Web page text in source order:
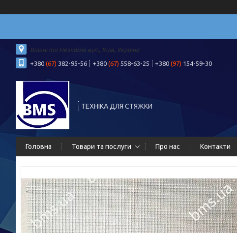
Вільні та Незламні вул., Київ, Україна
+380 (67) 382-95-56 +380 (67) 558-63-25 +380 (97) 154-59-30
ТЕХНІКА ДЛЯ СТЯЖКИ
Головна Товари та послуги Про нас Контакти